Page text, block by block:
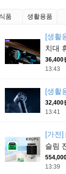
품 생활용품
[생활
치대
36,400
13:43
[생활
32,400
13:41
[가전]
슬림
13:39